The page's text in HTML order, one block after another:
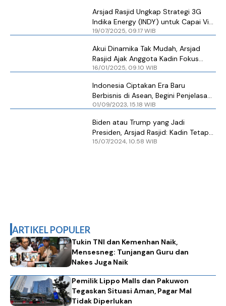
Arsjad Rasjid Ungkap Strategi 3G
Indika Energy (INDY) untuk Capai Visi
Indonesia Maju 2045
19/07/2025, 09.17 WIB
Akui Dinamika Tak Mudah, Arsjad
Rasjid Ajak Anggota Kadin Fokus
Bekerja
16/01/2025, 09.10 WIB
Indonesia Ciptakan Era Baru
Berbisnis di Asean, Begini Penjelasan
Arsjad Rasjid
01/09/2023, 15.18 WIB
Biden atau Trump yang Jadi
Presiden, Arsjad Rasjid: Kadin Tetap
Kerja Sama dengan AS
15/07/2024, 10.58 WIB
ARTIKEL POPULER
Tukin TNI dan Kemenhan Naik,
Mensesneg: Tunjangan Guru dan
Nakes Juga Naik
Pemilik Lippo Malls dan Pakuwon
Tegaskan Situasi Aman, Pagar Mal
Tidak Diperlukan